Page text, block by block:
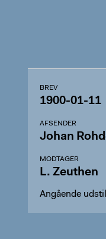
BREV
1900-01-11
AFSENDER
Johan
MODTAGER
L. Zeuthen
Angående